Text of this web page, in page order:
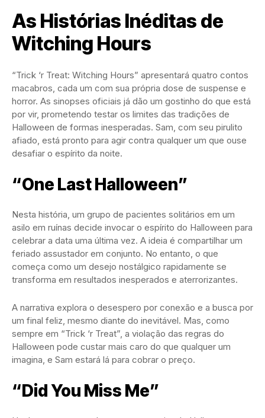
As Histórias Inéditas de
Witching Hours
“Trick ‘r Treat: Witching Hours” apresentará quatro contos
macabros, cada um com sua própria dose de suspense e
horror. As sinopses oficiais já dão um gostinho do que está
por vir, prometendo testar os limites das tradições de
Halloween de formas inesperadas. Sam, com seu pirulito
afiado, está pronto para agir contra qualquer um que ouse
desafiar o espírito da noite.
“One Last Halloween”
Nesta história, um grupo de pacientes solitários em um
asilo em ruínas decide invocar o espírito do Halloween para
celebrar a data uma última vez. A ideia é compartilhar um
feriado assustador em conjunto. No entanto, o que
começa como um desejo nostálgico rapidamente se
transforma em resultados inesperados e aterrorizantes.
A narrativa explora o desespero por conexão e a busca por
um final feliz, mesmo diante do inevitável. Mas, como
sempre em “Trick ‘r Treat”, a violação das regras do
Halloween pode custar mais caro do que qualquer um
imagina, e Sam estará lá para cobrar o preço.
“Did You Miss Me”